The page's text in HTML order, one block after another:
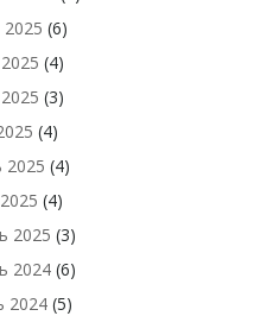
2025 (6)
(4)
(3)
(4)
2025 (4)
(4)
2025 (3)
2024(6)
2024(5)